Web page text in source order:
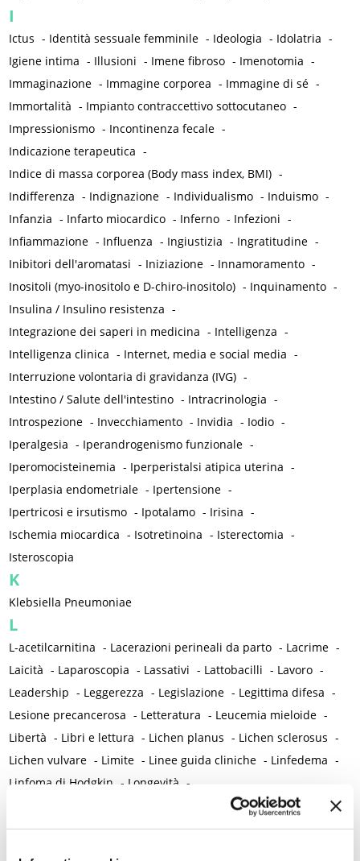
I
Ictus - Identità sessuale femminile - Ideologia - Idolatria -
Igiene intima - Illusioni - Imene fibroso - Imenotomia -
Immaginazione - Immagine corporea - Immagine di sé -
Immortalità - Impianto contraccettivo sottocutaneo -
Impressionismo - Incontinenza fecale -
Indicazione terapeutica -
Indice di massa corporea (Body mass index, BMI) -
Indifferenza - Indignazione - Individualismo - Induismo -
Infanzia - Infarto miocardico - Inferno - Infezioni -
Infiammazione - Influenza - Ingiustizia - Ingratitudine -
Inibitori dell'aromatasi - Iniziazione - Innamoramento -
Inositoli (myo-inositolo e D-chiro-inositolo) - Inquinamento -
Insulina / Insulino resistenza -
Integrazione dei saperi in medicina - Intelligenza -
Intelligenza clinica - Internet, media e social media -
Interruzione volontaria di gravidanza (IVG) -
Intestino / Salute dell'intestino - Intracrinologia -
Introspezione - Invecchiamento - Invidia - Iodio -
Iperalgesia - Iperandrogenismo funzionale -
Iperomocisteinemia - Iperperistalsi atipica uterina -
Iperplasia endometriale - Ipertensione -
Ipertricosi e irsutismo - Ipotalamo - Irisina -
Ischemia miocardica - Isotretinoina - Isterectomia -
Isteroscopia
K
Klebsiella Pneumoniae
L
L-acetilcarnitina - Lacerazioni perineali da parto - Lacrime -
Laicità - Laparoscopia - Lassativi - Lattobacilli - Lavoro -
Leadership - Leggerezza - Legislazione - Legittima difesa -
Lesione precancerosa - Letteratura - Leucemia mieloide -
Libertà - Libri e lettura - Lichen planus - Lichen sclerosus -
Lichen vulvare - Limite - Linee guida cliniche - Linfedema -
Linfoma di Hodgkin - Longevità -
M